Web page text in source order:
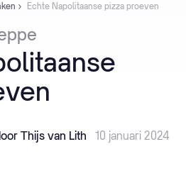
Echte Napolitaanse pizza proeven
Thijs van Lith 10 januari 2024